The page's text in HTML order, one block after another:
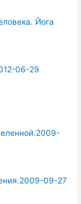
Йога
06-29
09-27